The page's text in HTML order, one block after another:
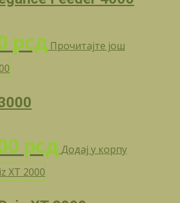
рсд Прочитајте још
рсд Додај у корпу